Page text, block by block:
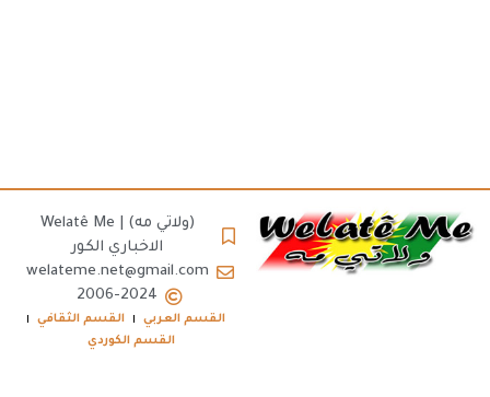
(ولاتي مه) | Welatê Me
الاخباري الكور
welateme.net@gmail.com
2006-2024
القسم العربي
القسم الثقافي
القسم الكوردي